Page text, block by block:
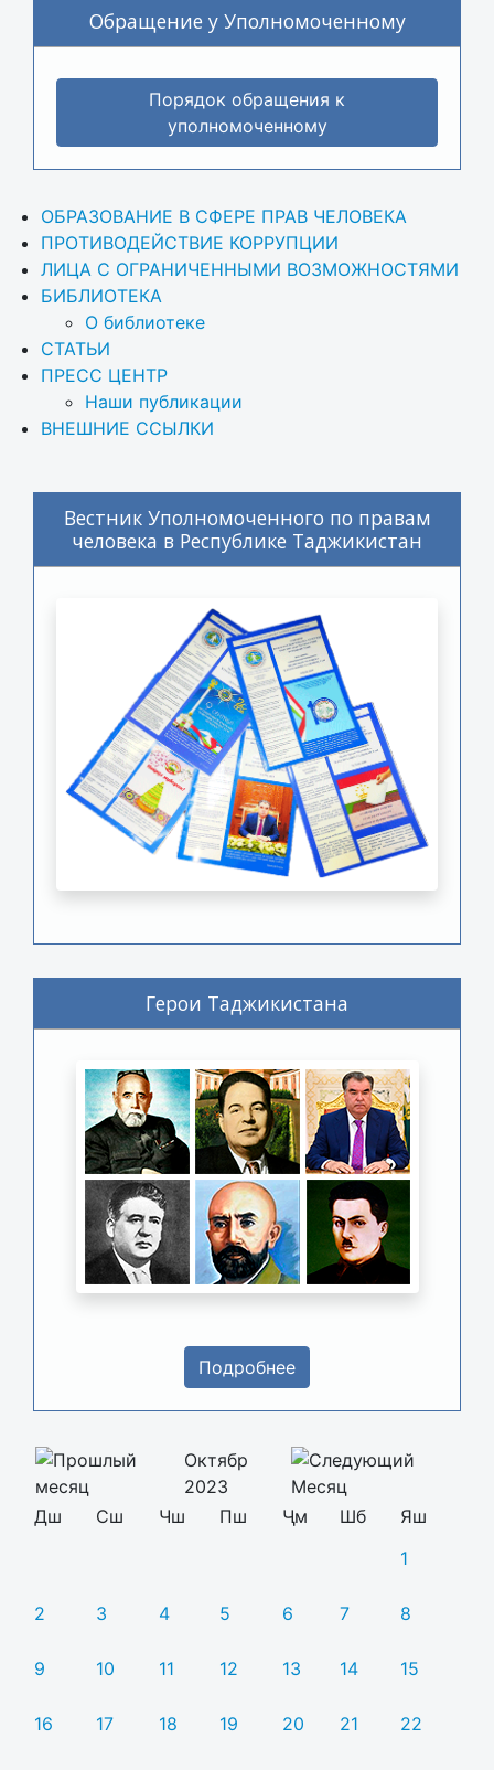
Обращение у Уполномоченному
Порядок обращения к
уполномоченному
ОБРАЗОВАНИЕ В СФЕРЕ ПРАВ ЧЕЛОВЕКА
ПРОТИВОДЕЙСТВИЕ КОРРУПЦИИ
ЛИЦА С ОГРАНИЧЕННЫМИ ВОЗМОЖНОСТЯМИ
БИБЛИОТЕКА
О библиотеке
СТАТЬИ
ПРЕСС ЦЕНТР
Наши публикации
ВНЕШНИЕ ССЫЛКИ
Вестник Уполномоченного по правам
человека в Республике Таджикистан
Герои Таджикистана
Подробнее
Октябр
2023
Дш
Сш Чш Пш Ҷм Шб
Яш
1
2 3 4 5 6 7 8
9 10 11 12 13 14 15
16 17 18 19 20 21 22